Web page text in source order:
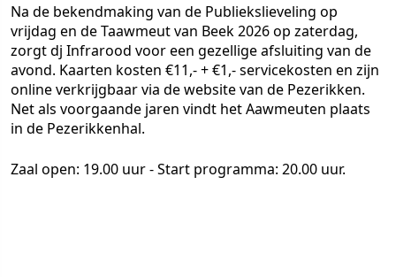
Na de bekendmaking van de Publiekslieveling op
vrijdag en de Taawmeut van Beek 2026 op zaterdag,
zorgt dj Infrarood voor een gezellige afsluiting van de
avond. Kaarten kosten €11,- + €1,- servicekosten en zijn
online verkrijgbaar via de website van de Pezerikken.
Net als voorgaande jaren vindt het Aawmeuten plaats
in de Pezerikkenhal.
Zaal open: 19.00 uur - Start programma: 20.00 uur.